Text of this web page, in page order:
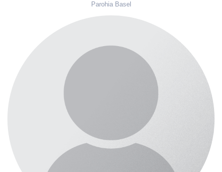
Parohia Basel